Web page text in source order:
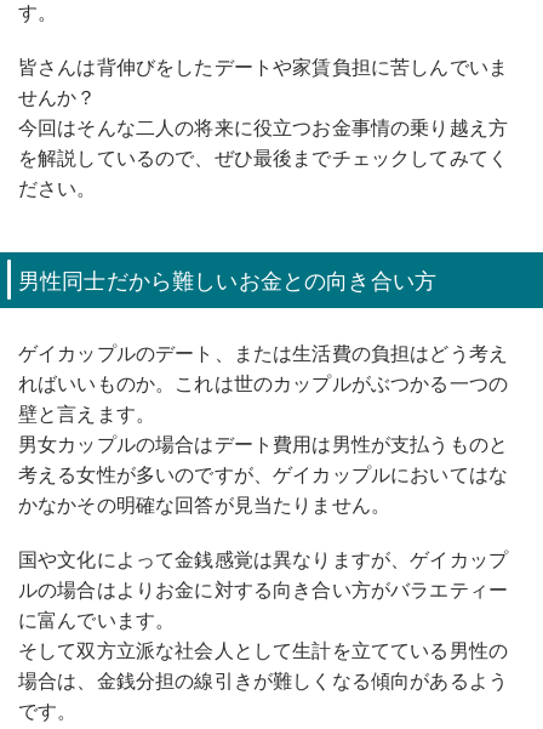
す。
皆さんは背伸びをしたデートや家賃負担に苦しんでいま
せんか？
今回はそんな二人の将来に役立つお金事情の乗り越え方
を解説しているので、ぜひ最後までチェックしてみてく
ださい。
男性同士だから難しいお金との向き合い方
ゲイカップルのデート、または生活費の負担はどう考え
ればいいものか。これは世のカップルがぶつかる一つの
壁と言えます。
男女カップルの場合はデート費用は男性が支払うものと
考える女性が多いのですが、ゲイカップルにおいてはな
かなかその明確な回答が見当たりません。
国や文化によって金銭感覚は異なりますが、ゲイカップ
ルの場合はよりお金に対する向き合い方がバラエティー
に富んでいます。
そして双方立派な社会人として生計を立てている男性の
場合は、金銭分担の線引きが難しくなる傾向があるよう
です。